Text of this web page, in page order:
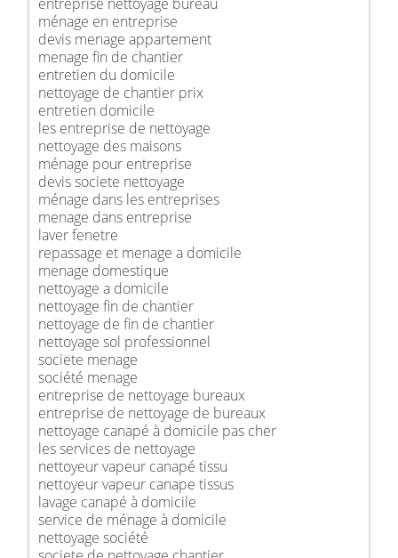
ménage en entreprise
devis menage appartement
menage fin de chantier
entretien du domicile
nettoyage de chantier prix
entretien domicile
les entreprise de nettoyage
nettoyage des maisons
ménage pour entreprise
devis societe nettoyage
ménage dans les entreprises
menage dans entreprise
laver fenetre
repassage et menage a domicile
menage domestique
nettoyage a domicile
nettoyage fin de chantier
nettoyage de fin de chantier
nettoyage sol professionnel
societe menage
société menage
entreprise de nettoyage bureaux
entreprise de nettoyage de bureaux
nettoyage canapé à domicile pas cher
les services de nettoyage
nettoyeur vapeur canapé tissu
nettoyeur vapeur canape tissus
lavage canapé à domicile
service de ménage à domicile
nettoyage société